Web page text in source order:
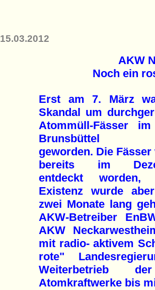
15.03.2012
AKW
Noch ein
Erst am 7. März
Skandal um
Atommüll-Fässer
Brunsbüttel
geworden. Die Fässer
bereits im
entdeckt worden,
Existenz wurde
zwei Monate lang
AKW-Betreiber
AKW
mit radio- aktivem
rote"
Weiterbetrieb der
Atomkraftwerke bis